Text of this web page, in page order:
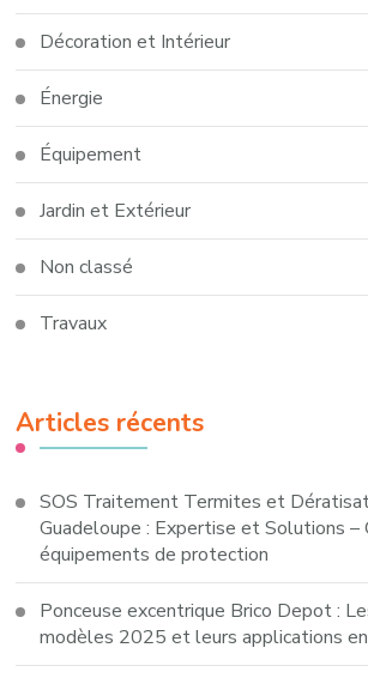
Décoration et Intérieur
Énergie
Équipement
Jardin et Extérieur
Non classé
Travaux
Articles récents
SOS Traitement Termites et
Guadeloupe : Expertise et Solutions –
équipements de protection
Ponceuse excentrique Brico Depot :
modèles 2025 et leurs applications